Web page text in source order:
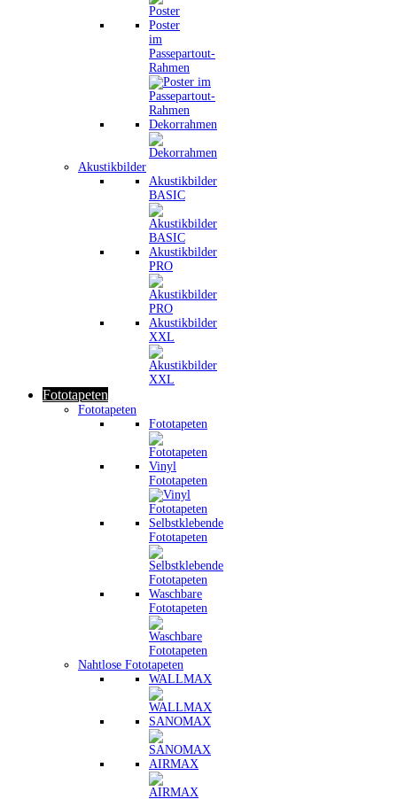
Poster
im
Passepartout-
Rahmen
Dekorrahmen
Akustikbilder
Akustikbilder
BASIC
Akustikbilder
PRO
Akustikbilder
XXL
Fototapeten
Fototapeten
Fototapeten
Vinyl
Fototapeten
Selbstklebende
Fototapeten
Waschbare
Fototapeten
Nahtlose Fototapeten
WALLMAX
SANOMAX
AIRMAX